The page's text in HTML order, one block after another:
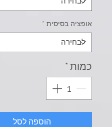
אופציה בסיסית *
כמות *
הוספה לסל